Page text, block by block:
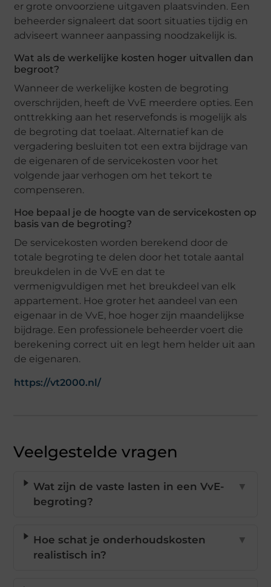
er grote onvoorziene uitgaven plaatsvinden. Een
beheerder signaleert dat soort situaties tijdig en
adviseert wanneer aanpassing noodzakelijk is.
Wat als de werkelijke kosten hoger uitvallen dan
begroot?
Wanneer de werkelijke kosten de begroting
overschrijden, heeft de VvE meerdere opties. Een
onttrekking aan het reservefonds is mogelijk als
de begroting dat toelaat. Alternatief kan de
vergadering besluiten tot een extra bijdrage van
de eigenaren of de servicekosten voor het
volgende jaar verhogen om het tekort te
compenseren.
Hoe bepaal je de hoogte van de servicekosten op
basis van de begroting?
De servicekosten worden berekend door de
totale begroting te delen door het totale aantal
breukdelen in de VvE en dat te
vermenigvuldigen met het breukdeel van elk
appartement. Hoe groter het aandeel van een
eigenaar in de VvE, hoe hoger zijn maandelijkse
bijdrage. Een professionele beheerder voert die
berekening correct uit en legt hem helder uit aan
de eigenaren.
https://vt2000.nl/
Veelgestelde vragen
Wat zijn de vaste lasten in een VvE-
begroting?
▼
Hoe schat je onderhoudskosten
realistisch in?
▼